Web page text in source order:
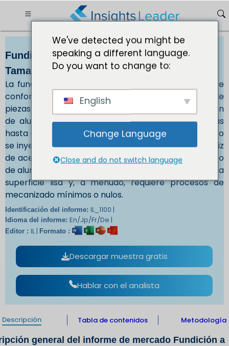
Fundición a presión de aluminio Mercado
Tamaño USD 115.455,61 Mn al 2032
La fundición a presión de aluminio es un proceso de
conformado de metales que permite la creación de
piezas complejas de aluminio. Los lingotes de aleación
de aluminio se calientan a temperaturas muy altas
hasta que se funden por completo. El aluminio líquido
se inyecta a alta presión en la cavidad de una matriz
de acero, también conocida como molde. El producto
de aluminio resultante se forma con precisión con una
superficie lisa y, a menudo, requiere procesos de
mecanizado mínimos o nulos.
Identificación del informe: IL_1100 |
Idioma del informe: En/Jp/Fr/De |
Editor : IL | Formato :
Descargar muestra gratis
Hablar con el analista
Descripción Tabla de contenidos Metodología
general del informe de mercado Fundición a
We've detected you might be
speaking a different language.
Do you want to change to:
English
Change Language
Close and do not switch language